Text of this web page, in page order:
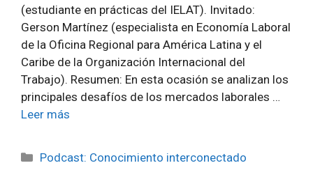
(estudiante en prácticas del IELAT). Invitado:
Gerson Martínez (especialista en Economía Laboral
de la Oficina Regional para América Latina y el
Caribe de la Organización Internacional del
Trabajo). Resumen: En esta ocasión se analizan los
principales desafíos de los mercados laborales …
Leer más
Categorías
Podcast: Conocimiento interconectado